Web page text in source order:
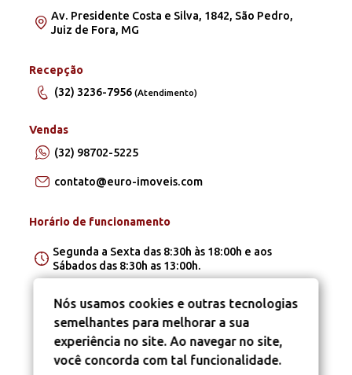
Av. Presidente Costa e Silva, 1842, São Pedro,
Juiz de Fora, MG
Recepção
(32) 3236-7956(Atendimento)
Vendas
(32) 98702-5225
contato@euro-imoveis.com
Horário de funcionamento
Segunda a Sexta das 8:30h às 18:00h e aos
Sábados das 8:30h as 13:00h.
Nós usamos cookies e outras tecnologias
semelhantes para melhorar a sua
experiência no site. Ao navegar no site,
você concorda com tal funcionalidade.